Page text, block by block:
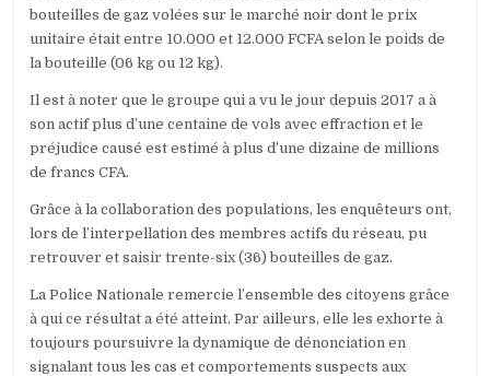
bouteilles de gaz volées sur le marché noir dont le prix
unitaire était entre 10.000 et 12.000 FCFA selon le poids de
la bouteille (06 kg ou 12 kg).
Il est à noter que le groupe qui a vu le jour depuis 2017 a à
son actif plus d’une centaine de vols avec effraction et le
préjudice causé est estimé à plus d’une dizaine de millions
de francs CFA.
Grâce à la collaboration des populations, les enquêteurs ont,
lors de l’interpellation des membres actifs du réseau, pu
retrouver et saisir trente-six (36) bouteilles de gaz.
La Police Nationale remercie l’ensemble des citoyens grâce
à qui ce résultat a été atteint. Par ailleurs, elle les exhorte à
toujours poursuivre la dynamique de dénonciation en
signalant tous les cas et comportements suspects aux